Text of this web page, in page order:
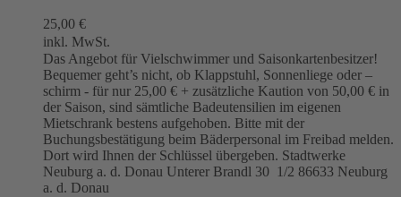
25,00 €
inkl. MwSt.
Das Angebot für Vielschwimmer und Saisonkartenbesitzer!
Bequemer geht’s nicht, ob Klappstuhl, Sonnenliege oder –
schirm - für nur 25,00 € + zusätzliche Kaution von 50,00 € in
der Saison, sind sämtliche Badeutensilien im eigenen
Mietschrank bestens aufgehoben. Bitte mit der
Buchungsbestätigung beim Bäderpersonal im Freibad melden.
Dort wird Ihnen der Schlüssel übergeben. Stadtwerke
Neuburg a. d. Donau Unterer Brandl 30 1/2 86633 Neuburg
a. d. Donau